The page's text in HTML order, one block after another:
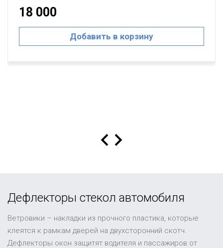
18 000
Добавить в корзину
Дефлекторы стекол автомобиля
Ветровики – накладки из прочного пластика, которые
клеятся к рамкам дверей на двухсторонний скотч.
Дефлекторы окон защитят водителя и пассажиров от